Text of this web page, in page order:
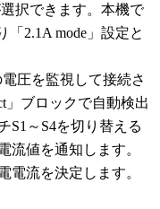
択できます。本機で
2.1A mode」設定と
圧を監視して接続さ
」ブロックで自動検出
S1～S4を切り替える
流値を通知します。
電流を決定します。